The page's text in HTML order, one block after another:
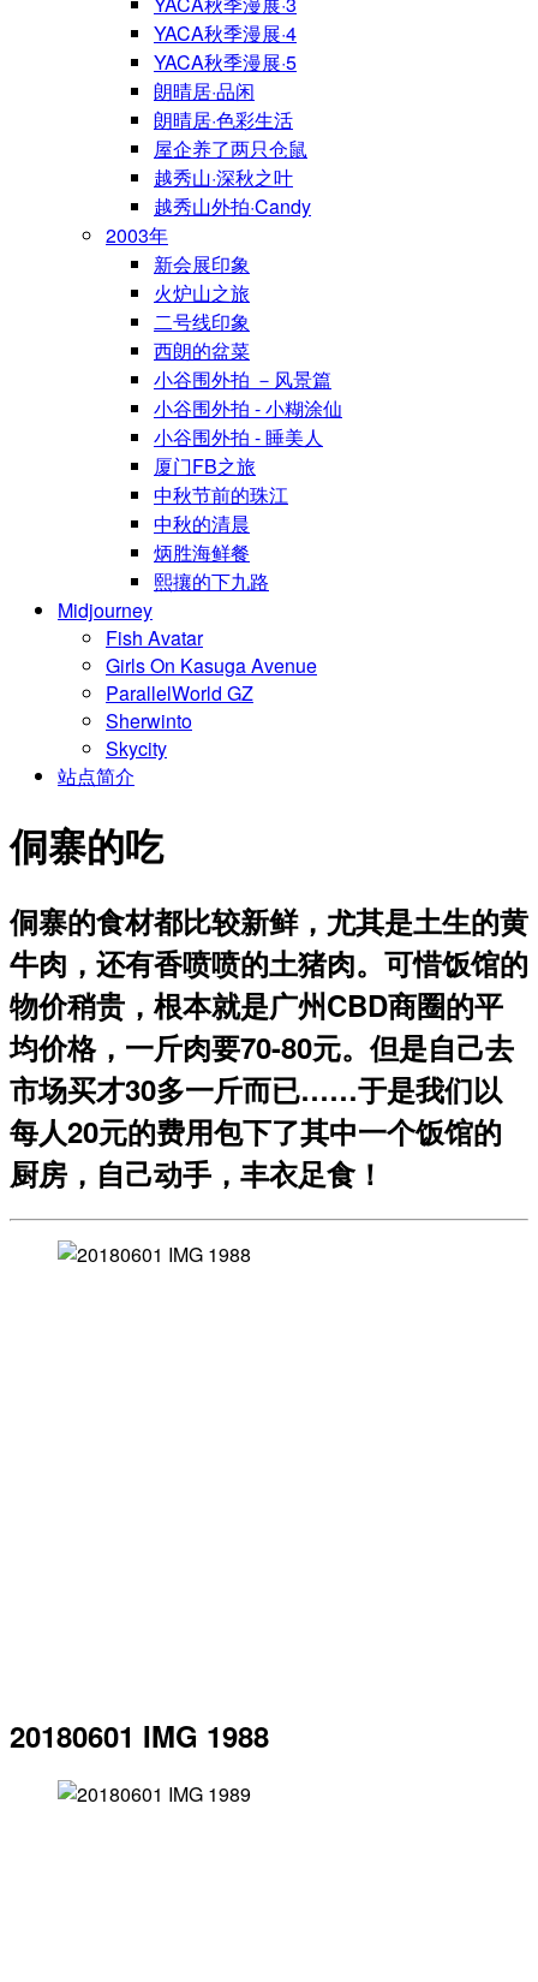
YACA秋季漫展·4
YACA秋季漫展·5
朗晴居·品闲
朗晴居·色彩生活
屋企养了两只仓鼠
越秀山·深秋之叶
越秀山外拍·Candy
2003年
新会展印象
火炉山之旅
二号线印象
西朗的盆菜
小谷围外拍 －风景篇
小谷围外拍 - 小糊涂仙
小谷围外拍 - 睡美人
厦门FB之旅
中秋节前的珠江
中秋的清晨
炳胜海鲜餐
熙攘的下九路
Midjourney
Fish Avatar
Girls On Kasuga Avenue
ParallelWorld GZ
Sherwinto
Skycity
站点简介
侗寨的吃
侗寨的食材都比较新鲜，尤其是土生的黄
牛肉，还有香喷喷的土猪肉。可惜饭馆的
物价稍贵，根本就是广州CBD商圈的平
均价格，一斤肉要70-80元。但是自己去
市场买才30多一斤而已……于是我们以
每人20元的费用包下了其中一个饭馆的
厨房，自己动手，丰衣足食！
20180601 IMG 1988